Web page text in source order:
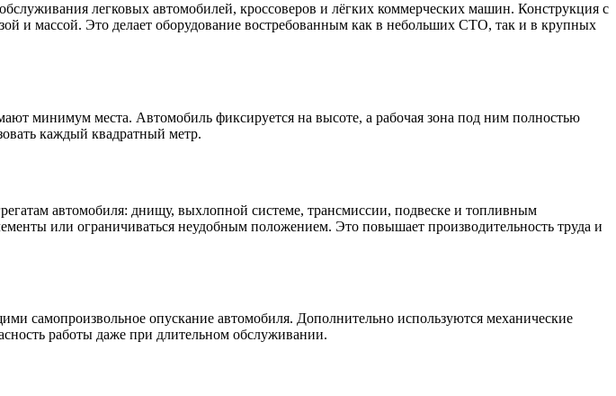
легковых автомобилей, кроссоверов и лёгких коммерческих машин. Конструкция с
и массой. Это делает оборудование востребованным как в небольших СТО, так и в крупных
минимум места. Автомобиль фиксируется на высоте, а рабочая зона под ним полностью
каждый квадратный метр.
автомобиля: днищу, выхлопной системе, трансмиссии, подвеске и топливным
или ограничиваться неудобным положением. Это повышает производительность труда и
самопроизвольное опускание автомобиля. Дополнительно используются механические
работы даже при длительном обслуживании.